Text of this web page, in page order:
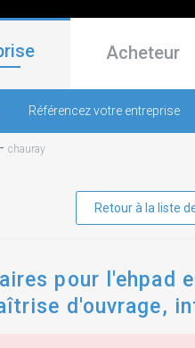
Acheteur
Référencez votre entreprise
- chauray
Retour à la liste
pour l'ehpad
d'ouvrage,